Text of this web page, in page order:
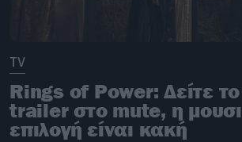
TV
Rings of Power: Δείτε
trailer στο mute, η
επιλογή είναι κακή